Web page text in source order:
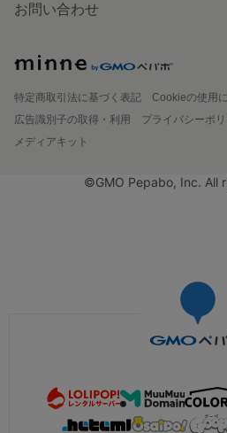
お問い合わせ
特定商取引法に基づく表記
Cookieの使用
広告識別子の取得・利用
プライバシーポ
メディアキット
©GMO Pepabo, Inc. All